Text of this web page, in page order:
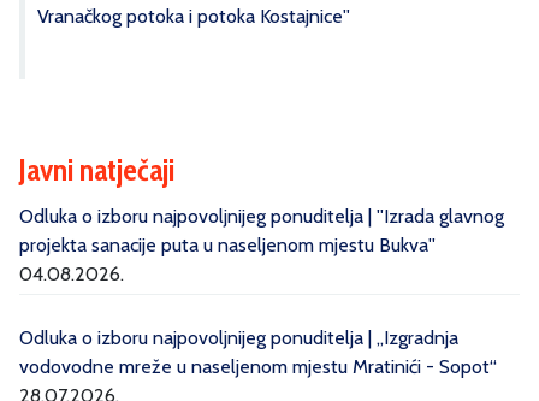
Vranačkog potoka i potoka Kostajnice''
Javni natječaji
Odluka o izboru najpovoljnijeg ponuditelja | ''Izrada glavnog
projekta sanacije puta u naseljenom mjestu Bukva''
04.08.2026.
Odluka o izboru najpovoljnijeg ponuditelja | „Izgradnja
vodovodne mreže u naseljenom mjestu Mratinići - Sopot“
28.07.2026.